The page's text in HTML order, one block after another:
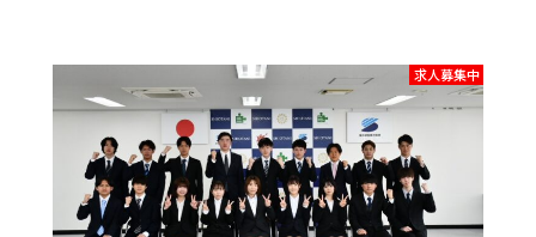
求人募集中